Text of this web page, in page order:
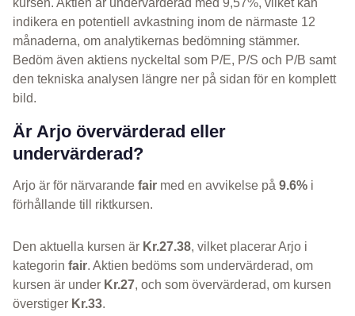
kursen. Aktien är undervärderad med 9,57%, vilket kan
indikera en potentiell avkastning inom de närmaste 12
månaderna, om analytikernas bedömning stämmer.
Bedöm även aktiens nyckeltal som P/E, P/S och P/B samt
den tekniska analysen längre ner på sidan för en komplett
bild.
Är Arjo övervärderad eller
undervärderad?
Arjo är för närvarande fair med en avvikelse på 9.6% i
förhållande till riktkursen.
Den aktuella kursen är Kr.27.38, vilket placerar Arjo i
kategorin fair. Aktien bedöms som undervärderad, om
kursen är under Kr.27, och som övervärderad, om kursen
överstiger Kr.33.